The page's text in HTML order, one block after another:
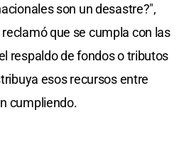
son un desastre?",
que se cumpla con las
respaldo de fondos o tributos
esos recursos entre
cumpliendo.